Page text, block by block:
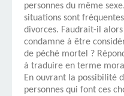
personnes du même
situations sont
divorces. Faudrait-il
condamne à être
de péché mortel ?
à traduire en terme
En ouvrant la possibilité
personnes qui font ces